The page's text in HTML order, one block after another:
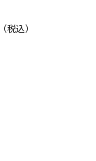
（税込）